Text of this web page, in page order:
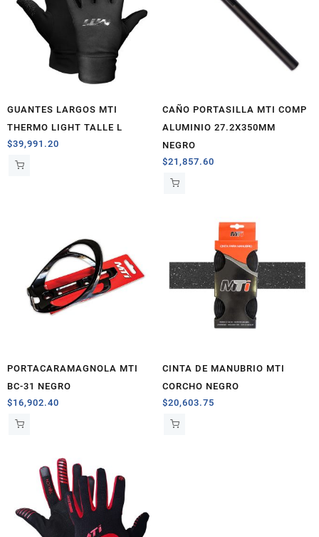
GUANTES LARGOS MTI
THERMO LIGHT TALLE L
$39,991.20
CAÑO PORTASILLA MTI COMP
ALUMINIO 27.2X350MM
NEGRO
$21,857.60
PORTACARAMAGNOLA MTI
BC-31 NEGRO
$16,902.40
CINTA DE MANUBRIO MTI
CORCHO NEGRO
$20,603.75